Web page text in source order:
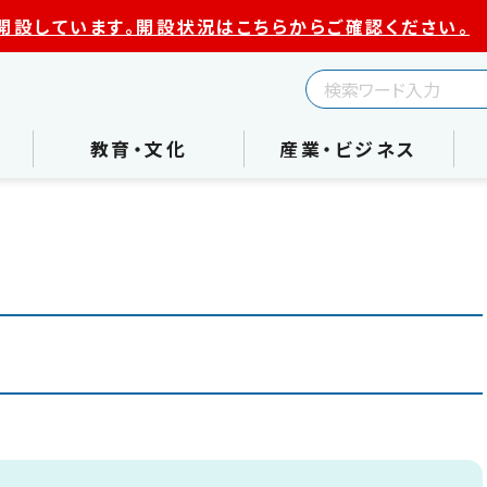
しています。開設状況はこちらからご確認ください。
教育・文化 産業・ビジネス